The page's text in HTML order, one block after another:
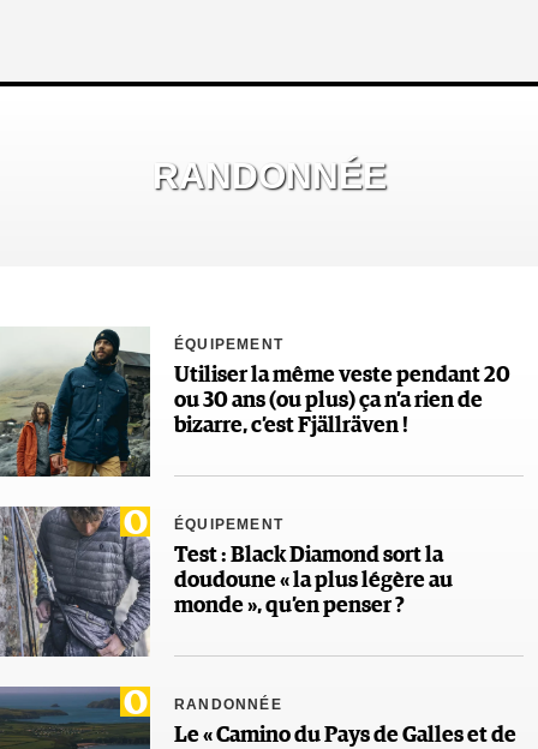
RANDONNÉE
ÉQUIPEMENT
Utiliser la même veste pendant 20
ou 30 ans (ou plus) ça n’a rien de
bizarre, c’est Fjällräven !
ÉQUIPEMENT
Test : Black Diamond sort la
doudoune « la plus légère au
monde », qu’en penser ?
RANDONNÉE
Le « Camino du Pays de Galles et de